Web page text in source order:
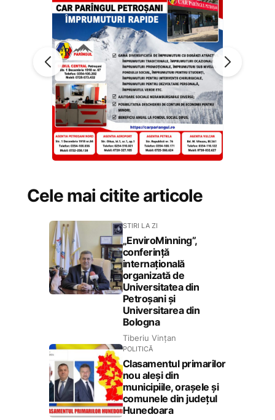
Cele mai citite articole
STIRI LA ZI
„EnviroMinning”,
conferință
internațională
organizată de
Universitatea din
Petroșani și
Universitarea din
Bologna
Tiberiu Vințan
POLITICĂ
Clasamentul primarilor
nou aleși din
municipiile, orașele și
comunele din județul
Hunedoara